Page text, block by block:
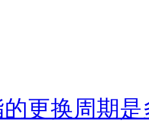
更换周期是